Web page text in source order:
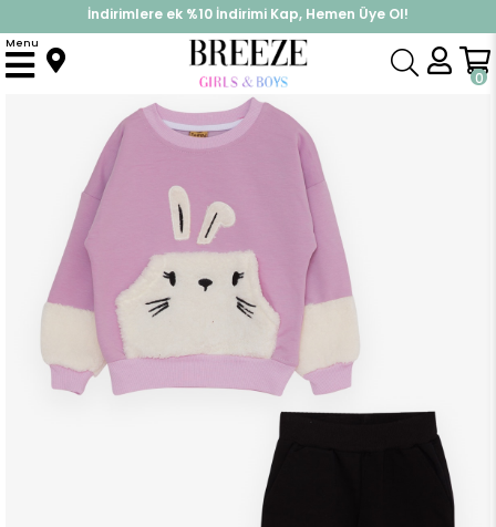
%30 Sepette Yaz İndirimi, Hemen Al!
İndirimlere ek %10 İndirimi Kap, Hemen Üye Ol!
0
Menu
Anasayfa Takımlar Eşofman Takımı Kız Çocuk Eşofman Takımı Peluş Tavşancıklı Eflatun (2-3-6-7 Yaş)